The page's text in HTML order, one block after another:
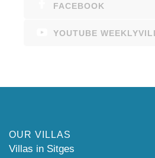
FACEBOOK
YOUTUBE
OUR VILLAS
Villas in Sitges